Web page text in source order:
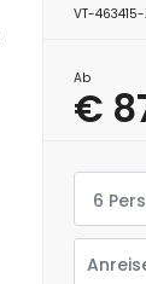
VT-
Ab
€
6